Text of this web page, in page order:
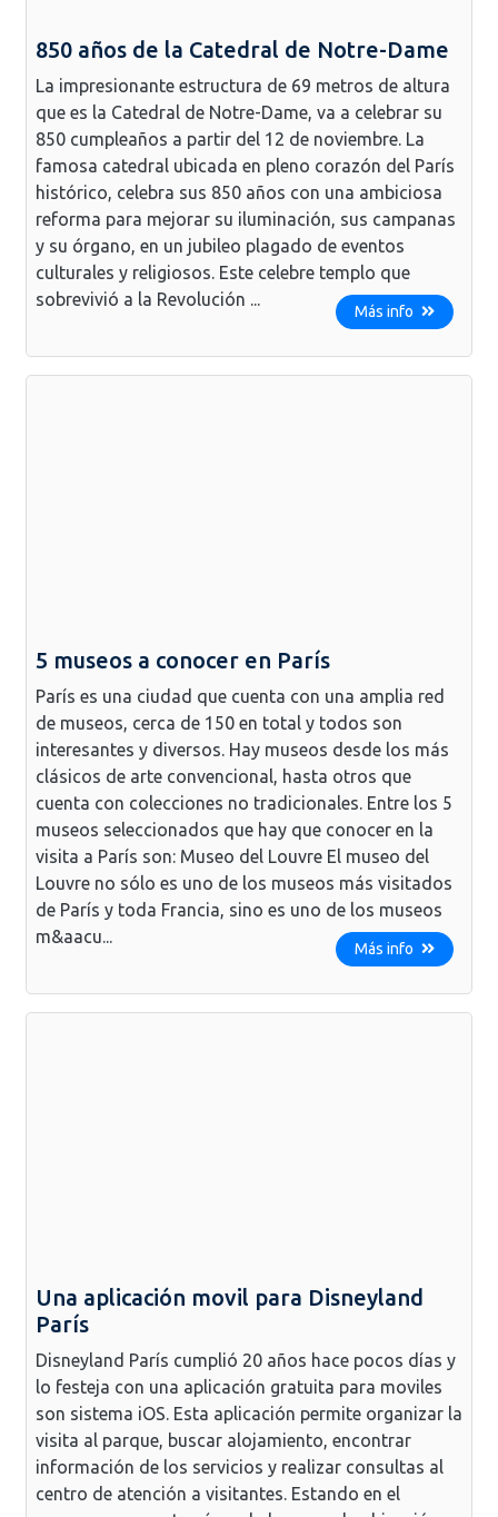
850 años de la Catedral de Notre-Dame
La impresionante estructura de 69 metros de altura
que es la Catedral de Notre-Dame, va a celebrar su
850 cumpleaños a partir del 12 de noviembre. La
famosa catedral ubicada en pleno corazón del París
histórico, celebra sus 850 años con una ambiciosa
reforma para mejorar su iluminación, sus campanas
y su órgano, en un jubileo plagado de eventos
culturales y religiosos. Este celebre templo que
sobrevivió a la Revolución ...
Más info
5 museos a conocer en París
París es una ciudad que cuenta con una amplia red
de museos, cerca de 150 en total y todos son
interesantes y diversos. Hay museos desde los más
clásicos de arte convencional, hasta otros que
cuenta con colecciones no tradicionales. Entre los 5
museos seleccionados que hay que conocer en la
visita a París son: Museo del Louvre El museo del
Louvre no sólo es uno de los museos más visitados
de París y toda Francia, sino es uno de los museos
m&aacu...
Más info
Una aplicación movil para Disneyland
París
Disneyland París cumplió 20 años hace pocos días y
lo festeja con una aplicación gratuita para moviles
son sistema iOS. Esta aplicación permite organizar la
visita al parque, buscar alojamiento, encontrar
información de los servicios y realizar consultas al
centro de atención a visitantes. Estando en el